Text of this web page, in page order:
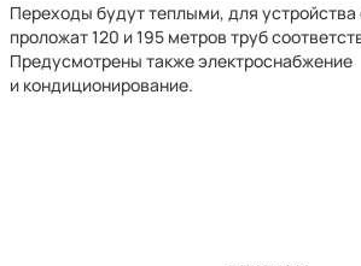
Переходы будут теплыми, для
проложат 120 и 195 метров труб
Предусмотрены также электроснабжение
и кондиционирование.